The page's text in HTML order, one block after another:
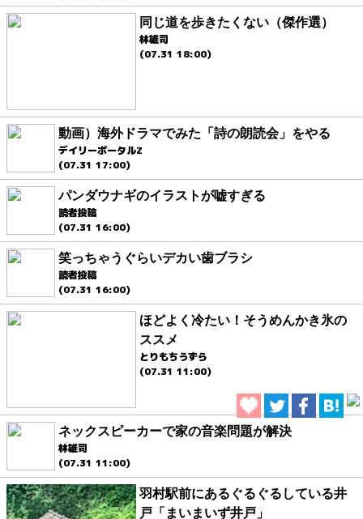
同じ道を歩きたくない（傑作選）
林雄司
(07.31 18:00)
動画）海外ドラマでみた「詩の朗読会」をやる
デイリーポータルZ
(07.31 17:00)
パンダウナギのイラストが嘘すぎる
読者投稿
(07.31 16:00)
笑っちゃうぐらいデカい歯ブラシ
読者投稿
(07.31 16:00)
ほどよく冷たい！そうめんかき氷の
ススメ
とりもちうずら
(07.31 11:00)
ネックスピーカーで家の音楽問題が解決
林雄司
(07.31 11:00)
羽村駅前にあるぐるぐるしている井
戸「まいまいず井戸」